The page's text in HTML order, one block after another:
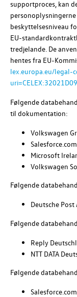
supportproces, kan
beskyttelsesniveau
EU-
tredjelande. De
hentes fra EU-
lex.europa.eu/legal-
Følgende
til dokumentation:
Volkswagen
Microsoft
Volkswagen
Følgende
Deutsche Post
Følgende
Reply
NTT DATA
Følgende